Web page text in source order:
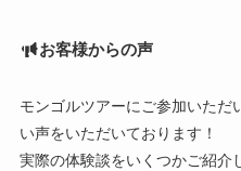
お客様からの声
モンゴルツアーにご参加いただ
い声をいただいております！
実際の体験談をいくつかご紹介